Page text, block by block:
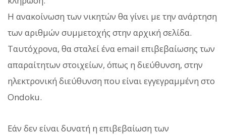
Η ανακοίνωση των νικητών θα γίνει με την ανάρτηση
των αριθμών συμμετοχής στην αρχική σελίδα.
Ταυτόχρονα, θα σταλεί ένα email επιβεβαίωσης των
απαραίτητων στοιχείων, όπως η διεύθυνση, στην
ηλεκτρονική διεύθυνση που είναι εγγεγραμμένη στο
Ondoku.
Εάν δεν είναι δυνατή η επιβεβαίωση των